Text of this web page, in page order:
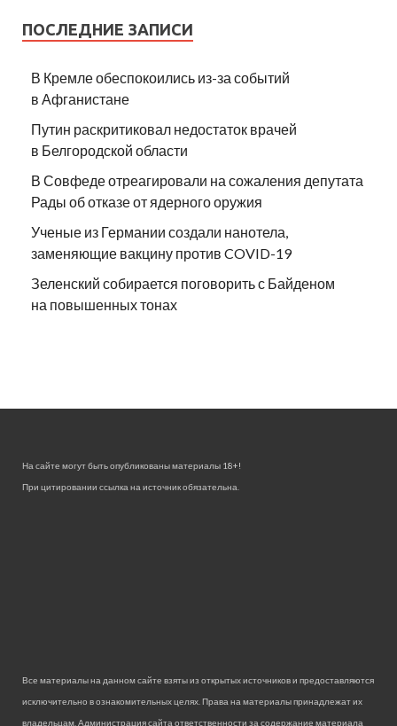
ПОСЛЕДНИЕ ЗАПИСИ
В Кремле обеспокоились из-за событий
в Афганистане
Путин раскритиковал недостаток врачей
в Белгородской области
В Совфеде отреагировали на сожаления депутата
Рады об отказе от ядерного оружия
Ученые из Германии создали нанотела,
заменяющие вакцину против COVID-19
Зеленский собирается поговорить с Байденом
на повышенных тонах
На сайте могут быть опубликованы материалы 18+!
При цитировании ссылка на источник обязательна.
Все материалы на данном сайте взяты из открытых источников и предоставляются
исключительно в ознакомительных целях. Права на материалы принадлежат их
владельцам. Администрация сайта ответственности за содержание материала